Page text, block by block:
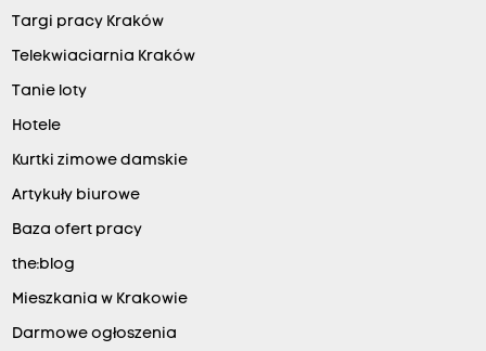
Targi pracy Kraków
Telekwiaciarnia Kraków
Tanie loty
Hotele
Kurtki zimowe damskie
Artykuły biurowe
Baza ofert pracy
the:blog
Mieszkania w Krakowie
Darmowe ogłoszenia